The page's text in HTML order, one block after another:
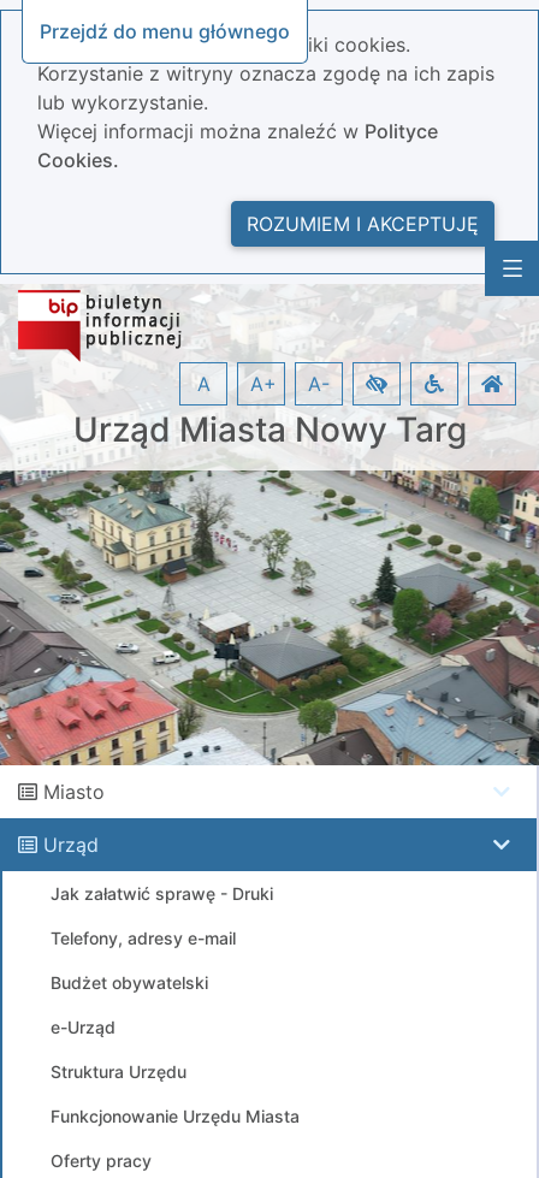
Przejdź do menu głównego
Nasza strona wykorzystuje pliki cookies.
Korzystanie z witryny oznacza zgodę na ich zapis
lub wykorzystanie.
Więcej informacji można znaleźć w Polityce
Cookies.
ROZUMIEM I AKCEPTUJĘ
Urząd Miasta Nowy Targ
A A+ A-
Miasto
Urząd
Jak załatwić sprawę - Druki
Telefony, adresy e-mail
Budżet obywatelski
e-Urząd
Struktura Urzędu
Funkcjonowanie Urzędu Miasta
Oferty pracy